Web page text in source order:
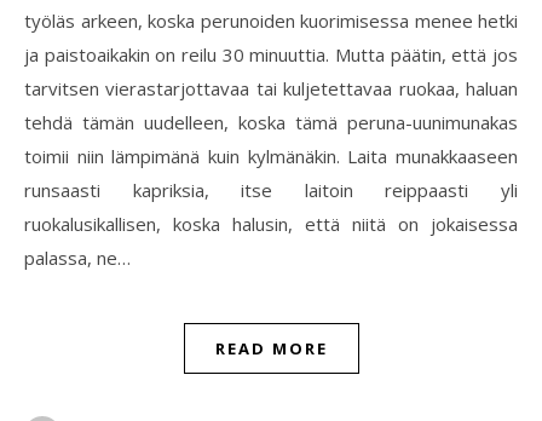
työläs arkeen, koska perunoiden kuorimisessa menee hetki
ja paistoaikakin on reilu 30 minuuttia. Mutta päätin, että jos
tarvitsen vierastarjottavaa tai kuljetettavaa ruokaa, haluan
tehdä tämän uudelleen, koska tämä peruna-uunimunakas
toimii niin lämpimänä kuin kylmänäkin. Laita munakkaaseen
runsaasti kapriksia, itse laitoin reippaasti yli
ruokalusikallisen, koska halusin, että niitä on jokaisessa
palassa, ne…
READ MORE